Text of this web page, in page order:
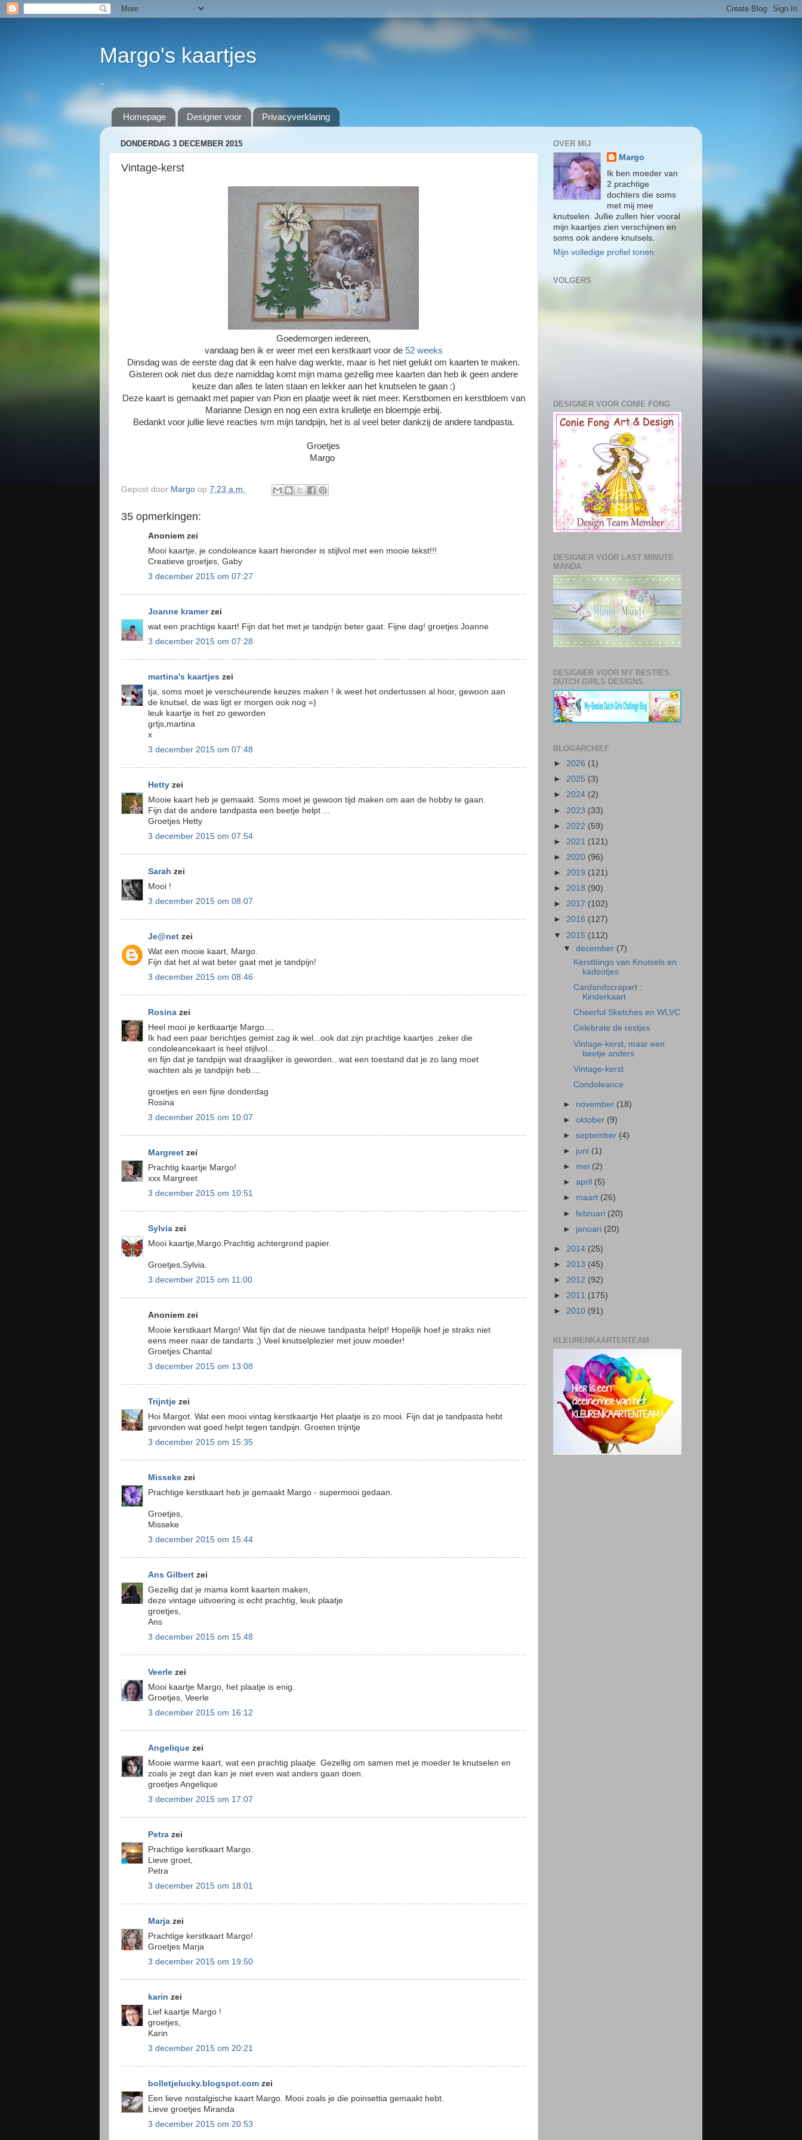
Margo's kaartjes
.
Homepage Designer voor Privacyverklaring
DONDERDAG 3 DECEMBER 2015
Vintage-kerst
Goedemorgen iedereen,
vandaag ben ik er weer met een kerstkaart voor de 52 weeks
Dinsdag was de eerste dag dat ik een halve dag werkte, maar is het niet gelukt om kaarten te maken.
Gisteren ook niet dus deze namiddag komt mijn mama gezellig mee kaarten dan heb ik geen andere
keuze dan alles te laten staan en lekker aan het knutselen te gaan :)
Deze kaart is gemaakt met papier van Pion en plaatje weet ik niet meer. Kerstbomen en kerstbloem van
Marianne Design en nog een extra krulletje en bloempje erbij.
Bedankt voor jullie lieve reacties ivm mijn tandpijn, het is al veel beter dankzij de andere tandpasta.
Groetjes
Margo
Gepost door Margo op 7:23 a.m.
35 opmerkingen:
Anoniem zei
Mooi kaartje, je condoleance kaart hieronder is stijlvol met een mooie tekst!!!
Creatieve groetjes, Gaby
3 december 2015 om 07:27
Joanne kramerzei
wat een prachtige kaart! Fijn dat het met je tandpijn beter gaat. Fijne dag! groetjes Joanne
3 december 2015 om 07:28
martina's kaartjes zei
tja, soms moet je verscheurende keuzes maken ! ik weet het ondertussen al hoor, gewoon aan
de knutsel, de was ligt er morgen ook nog =)
leuk kaartje is het zo geworden
grtjs,martina
x
3 december 2015 om 07:48
Hetty zei
Mooie kaart heb je gemaakt. Soms moet je gewoon tijd maken om aan de hobby te gaan.
Fijn dat de andere tandpasta een beetje helpt ...
Groetjes Hetty
3 december 2015 om 07:54
Sarah zei
Mooi !
3 december 2015 om 08:07
Je@net zei
Wat een mooie kaart, Margo.
Fijn dat het al wat beter gaat met je tandpijn!
3 december 2015 om 08:46
Rosina zei
Heel mooi je kertkaartje Margo....
Ik had een paar berichtjes gemist zag ik wel...ook dat zijn prachtige kaartjes .zeker die
condoleancekaart is heel stijlvol...
en fijn dat je tandpijn wat draaglijker is geworden...wat een toestand dat je zo lang moet
wachten als je tandpijn heb....
groetjes en een fijne donderdag
Rosina
3 december 2015 om 10:07
Margreet zei
Prachtig kaartje Margo!
xxx Margreet
3 december 2015 om 10:51
Sylvia zei
Mooi kaartje,Margo.Prachtig achtergrond papier.
Groetjes,Sylvia.
3 december 2015 om 11:00
Anoniem zei
Mooie kerstkaart Margo! Wat fijn dat de nieuwe tandpasta helpt! Hopelijk hoef je straks niet
eens meer naar de tandarts ;) Veel knutselplezier met jouw moeder!
Groetjes Chantal
3 december 2015 om 13:08
Trijntje zei
Hoi Margot. Wat een mooi vintag kerstkaartje Het plaatje is zo mooi. Fijn dat je tandpasta hebt
gevonden wat goed helpt tegen tandpijn. Groeten trijntje
3 december 2015 om 15:35
Misseke zei
Prachtige kerstkaart heb je gemaakt Margo - supermooi gedaan.
Groetjes,
Misseke
3 december 2015 om 15:44
Ans Gilbert zei
Gezellig dat je mama komt kaarten maken,
deze vintage uitvoering is echt prachtig, leuk plaatje
groetjes,
Ans
3 december 2015 om 15:48
Veerle zei
Mooi kaartje Margo, het plaatje is enig.
Groetjes, Veerle
3 december 2015 om 16:12
Angelique zei
Mooie warme kaart, wat een prachtig plaatje. Gezellig om samen met je moeder te knutselen en
zoals je zegt dan kan je niet even wat anders gaan doen.
groetjes Angelique
3 december 2015 om 17:07
Petra zei
Prachtige kerstkaart Margo..
Lieve groet,
Petra
3 december 2015 om 18:01
Marja zei
Prachtige kerstkaart Margo!
Groetjes Marja
3 december 2015 om 19:50
karin zei
Lief kaartje Margo !
groetjes,
Karin
3 december 2015 om 20:21
bolletjelucky.blogspot.com zei
Een lieve nostalgische kaart Margo. Mooi zoals je die poinsettia gemaakt hebt.
Lieve groetjes Miranda
3 december 2015 om 20:53
OVER MIJ
Margo
Ik ben moeder van
2 prachtige
dochters die soms
met mij mee
knutselen. Jullie zullen hier vooral
mijn kaartjes zien verschijnen en
soms ook andere knutsels.
Mijn volledige profiel tonen
VOLGERS
DESIGNER VOOR CONIE FONG
DESIGNER VOOR LAST MINUTE
MANDA
DESIGNER VOOR MY BESTIES
DUTCH GIRLS DESIGNS
BLOGARCHIEF
► 2026 (1)
► 2025 (3)
► 2024 (2)
► 2023 (33)
► 2022 (59)
► 2021 (121)
► 2020 (96)
► 2019 (121)
► 2018 (90)
► 2017 (102)
► 2016 (127)
▼ 2015 (112)
▼december (7)
Kerstbingo van Knutsels en
kadootjes
Cardandscrapart :
Kinderkaart
Cheerful Sketches en WLVC
Celebrate de restjes
Vintage-kerst, maar een
beetje anders
Vintage-kerst
Condoleance
► november (18)
►oktober (9)
►september (4)
► juni (1)
► mei (2)
►april (5)
► maart (26)
►februari (20)
► januari (20)
► 2014 (25)
► 2013 (45)
► 2012 (92)
► 2011 (175)
► 2010 (91)
KLEURENKAARTENTEAM